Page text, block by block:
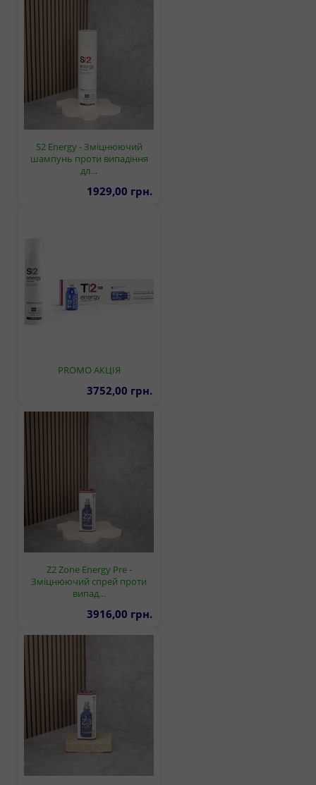
S2 Energy - Зміцнюючий
шампунь проти випадіння
дл…
1929,00 грн.
PROMO АКЦІЯ
3752,00 грн.
Z2 Zone Energy Pre -
Зміцнюючий спрей проти
випад…
3916,00 грн.